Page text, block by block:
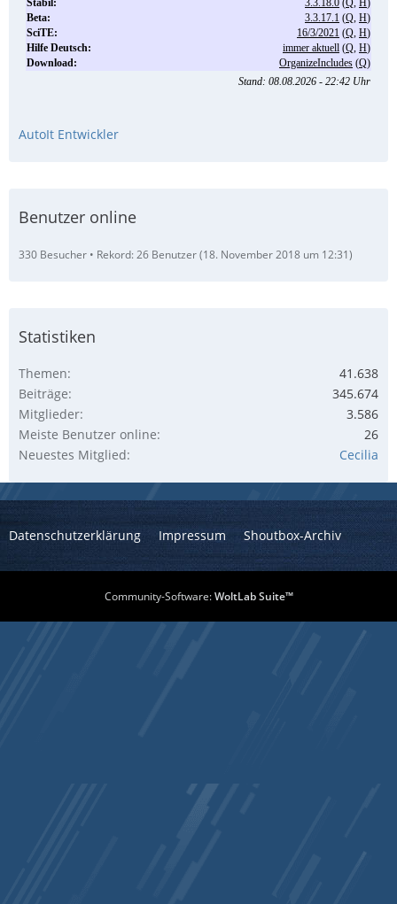
AutoIt Entwickler
Benutzer online
330 Besucher Rekord: 26 Benutzer (18. November 2018 um 12:31)
Statistiken
Themen
41.638
Beiträge
345.674
Mitglieder
3.586
Meiste Benutzer online
26
Neuestes Mitglied
Cecilia
Datenschutzerklärung Impressum Shoutbox-Archiv
Community-Software:WoltLab Suite™